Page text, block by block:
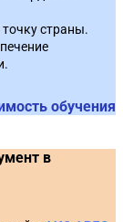
Подача
страны.
обучения
в